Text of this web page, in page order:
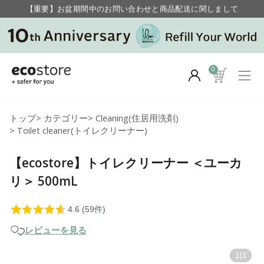
毎月お得にポイントが貯まる！ “月のポイントアップデー”
【重要】お盆期間中のお問い合わせと商品配送に関しまして
毎月お得にポイントが貯まる！ “月のポイントアップデー”
0
トップ> カテゴリー> Cleaning(住居用洗剤)
> Toilet cleaner(トイレクリーナー)
【ecostore】トイレクリーナー ＜ユーカ
リ＞ 500mL
レビューを見る
1 1